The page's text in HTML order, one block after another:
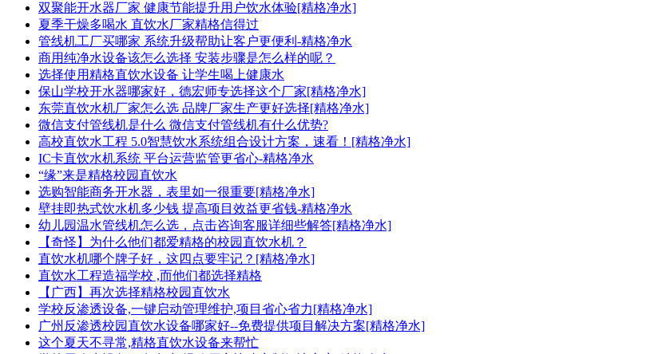
双聚能开水器厂家 健康节能提升用户饮水体验[精格净水]
夏季干燥多喝水 直饮水厂家精格信得过
管线机工厂买哪家 系统升级帮助让客户更便利-精格净水
商用纯净水设备该怎么选择 安装步骤是怎么样的呢？
选择使用精格直饮水设备 让学生喝上健康水
保山学校开水器哪家好，德宏师专选择这个厂家[精格净水]
东莞直饮水机厂家怎么选 品牌厂家生产更好选择[精格净水]
微信支付管线机是什么 微信支付管线机有什么优势?
高校直饮水工程 5.0智慧饮水系统组合设计方案，速看！[精格净水]
IC卡直饮水机系统 平台运营监管更省心-精格净水
“缘”来是精格校园直饮水
选购智能商务开水器，表里如一很重要[精格净水]
壁挂即热式饮水机多少钱 提高项目效益更省钱-精格净水
幼儿园温水管线机怎么选，点击咨询客服详细些解答[精格净水]
【奇怪】为什么他们都爱精格的校园直饮水机？
直饮水机哪个牌子好，这四点要牢记？[精格净水]
直饮水工程造福学校 ,而他们都选择精格
【广西】再次选择精格校园直饮水
学校反渗透设备,一键启动管理维护,项目省心省力[精格净水]
广州反渗透校园直饮水设备哪家好--免费提供项目解决方案[精格净水]
这个夏天不寻常,精格直饮水设备来帮忙